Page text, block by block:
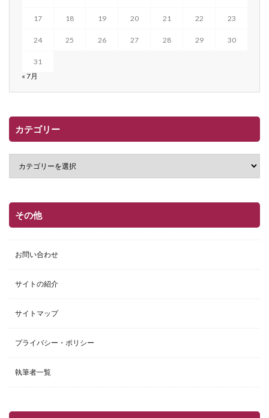
17 18 19 20 21 22 23
24 25 26 27 28 29 30
31
« 7月
カテゴリー
その他
お問い合わせ
サイトの紹介
サイトマップ
プライバシー・ポリシー
執筆者一覧